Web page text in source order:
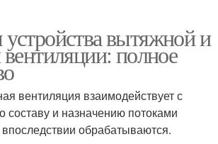
вытяжной и
полное
вентиляция взаимодействует с
составу и назначению потоками
обрабатываются.